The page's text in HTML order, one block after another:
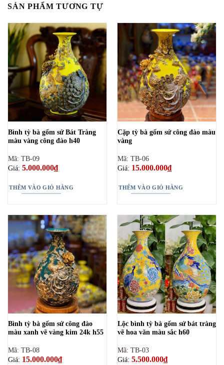
SẢN PHẨM TƯƠNG TỰ
Bình tỳ bà gốm sứ Bát Tràng
màu vàng công đào h40
Mã: TB-09
Giá: 5.000.000₫
THÊM VÀO GIỎ HÀNG
Cặp tỳ bà gốm sứ công đào màu
vàng
Mã: TB-06
Giá: 15.000.000₫
THÊM VÀO GIỎ HÀNG
Bình tỳ bà gốm sứ công đào
màu xanh vẽ vàng kim 24k h55
Mã: TB-08
Giá: 15.000.000₫
Lộc bình tỳ bà gốm sứ bát tràng
vẽ hoa văn màu sắc h60
Mã: TB-03
Giá: 5.500.000₫